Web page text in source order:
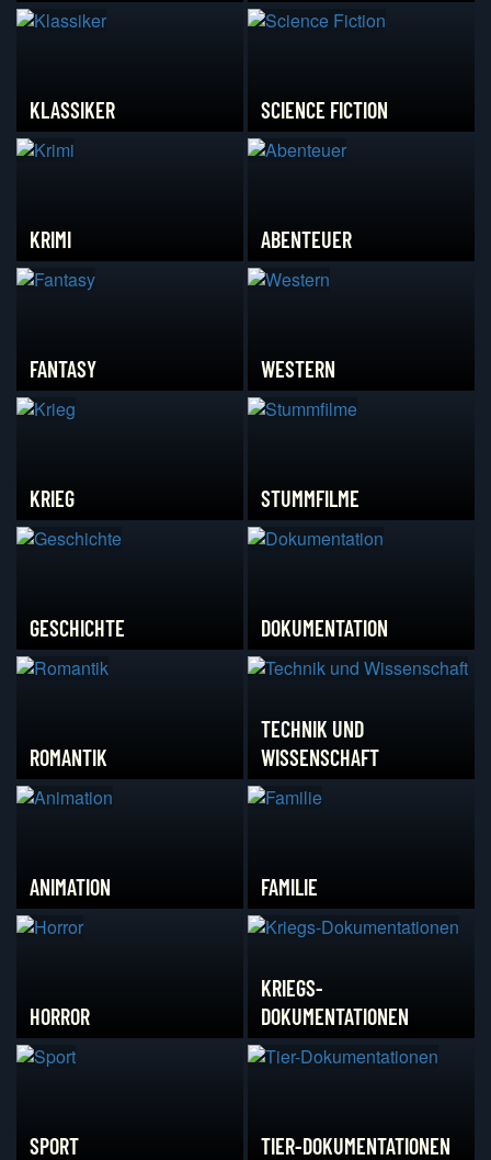
KLASSIKER SCIENCE FICTION
KRIMI ABENTEUER
FANTASY WESTERN
KRIEG STUMMFILME
GESCHICHTE DOKUMENTATION
ROMANTIK
TECHNIK UND
WISSENSCHAFT
ANIMATION FAMILIE
HORROR
KRIEGS-
DOKUMENTATIONEN
SPORT TIER-DOKUMENTATIONEN